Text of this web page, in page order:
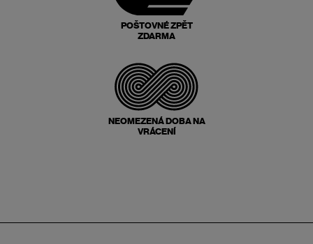
POŠTOVNÉ ZPĚT
ZDARMA
NEOMEZENÁ DOBA NA
VRÁCENÍ